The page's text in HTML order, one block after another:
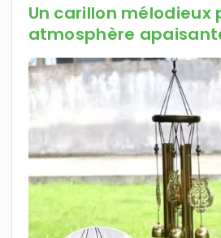
Un carillon mélodieux
atmosphère